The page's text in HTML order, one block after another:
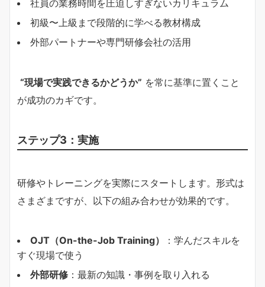
社員の業務時間を圧迫しすぎないカリキュラム
初級〜上級まで段階的に学べる教材構成
外部パートナーや専門研修会社の活用
“現場で実践できるかどうか” を常に基準に置くこと
が成功のカギです。
ステップ3：実施
研修やトレーニングを実際にスタートします。形式は
さまざまですが、以下の組み合わせが効果的です。
OJT（On-the-Job Training）
：学んだスキルを
すぐ現場で使う
外部研修 ：最新の知識・事例を取り入れる